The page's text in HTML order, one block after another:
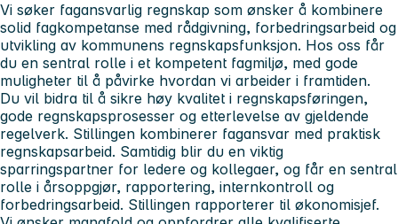
Vi søker fagansvarlig regnskap som ønsker å kombinere
solid fagkompetanse med rådgivning, forbedringsarbeid og
utvikling av kommunens regnskapsfunksjon. Hos oss får
du en sentral rolle i et kompetent fagmiljø, med gode
muligheter til å påvirke hvordan vi arbeider i framtiden.
Du vil bidra til å sikre høy kvalitet i regnskapsføringen,
gode regnskapsprosesser og etterlevelse av gjeldende
regelverk. Stillingen kombinerer fagansvar med praktisk
regnskapsarbeid. Samtidig blir du en viktig
sparringspartner for ledere og kollegaer, og får en sentral
rolle i årsoppgjør, rapportering, internkontroll og
forbedringsarbeid. Stillingen rapporterer til økonomisjef.